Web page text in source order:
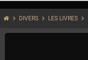
chevron_right DIVERS chevron_right LES LIVRES chevron_right